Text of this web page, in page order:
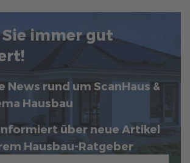
immer gut
News rund um ScanHaus &
Hausbau
über neue Artikel
Hausbau-Ratgeber